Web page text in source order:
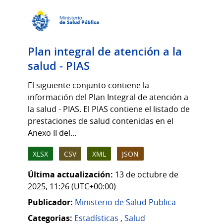
Plan integral de atención a la
salud - PIAS
El siguiente conjunto contiene la
información del Plan Integral de atención a
la salud - PIAS. El PIAS contiene el listado de
prestaciones de salud contenidas en el
Anexo II del...
XLSX CSV XML JSON
Última actualización: 13 de octubre de
2025, 11:26 (UTC+00:00)
Publicador: Ministerio de Salud Publica
Categorias: Estadísticas , Salud